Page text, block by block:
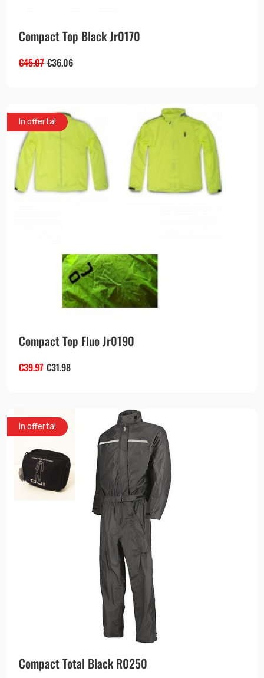
Compact Top Black Jr0170
€45.07 €36.06
In offerta!
Compact Top Fluo Jr0190
€39.97 €31.98
In offerta!
Compact Total Black R0250